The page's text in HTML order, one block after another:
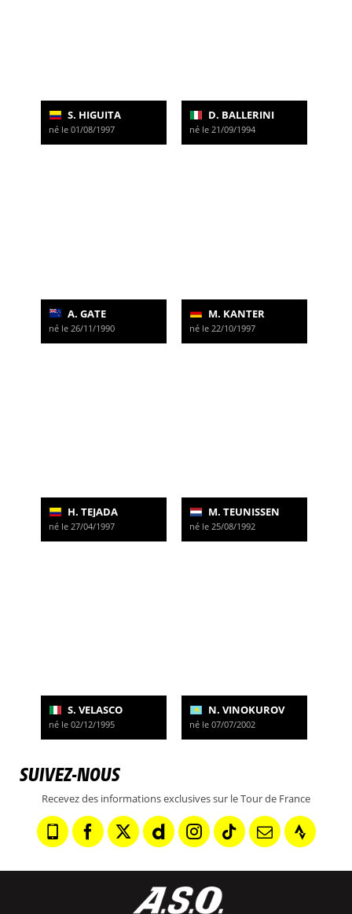
S. HIGUITA
né le 01/08/1997
D. BALLERINI
né le 21/09/1994
A. GATE
né le 26/11/1990
M. KANTER
né le 22/10/1997
H. TEJADA
né le 27/04/1997
M. TEUNISSEN
né le 25/08/1992
S. VELASCO
né le 02/12/1995
N. VINOKUROV
né le 07/07/2002
SUIVEZ-NOUS
Recevez des informations exclusives sur le Tour de France